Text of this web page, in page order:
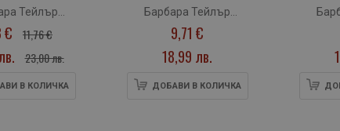
Тейлър
€ 11,76 €
23,00 лв.
В КОЛИЧКА
Барбара Тейлър
Брадфорд
9,71 €
18,99 лв.
ДОБАВИ В КОЛИЧКА